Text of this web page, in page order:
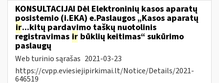
KONSULTACIJAI Dėl Elektroninių kasos aparatų
posistemio (i.EKA) e.Paslaugos „Kasos aparatų
ir...kitų pardavimo taškų nuotolinis
registravimas ir būklių keitimas“ sukūrimo
paslaugų
Web turinio sąrašas 2021-03-23
https://cvpp.eviesiejipirkimai.lt/Notice/Details/2021-
646519